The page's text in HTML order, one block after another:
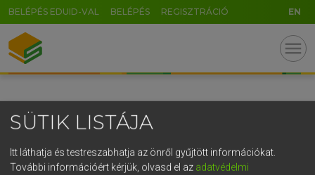
BELÉPÉS EDUID-VAL BELÉPÉS REGISZTRÁCIÓ EN
menu
SÜTIK LISTÁJA
Itt láthatja és testreszabhatja az önről gyűjtött információkat.
További információért kérjük, olvasd el az adatvédelmi
GR
5
g h k l
v b n m , . - AltGr